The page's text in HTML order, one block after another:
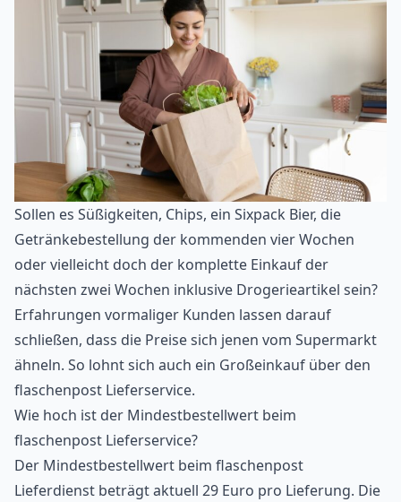
Sollen es Süßigkeiten, Chips, ein Sixpack Bier, die
Getränkebestellung der kommenden vier Wochen
oder vielleicht doch der komplette Einkauf der
nächsten zwei Wochen inklusive Drogerieartikel sein?
Erfahrungen vormaliger Kunden lassen darauf
schließen, dass die Preise sich jenen vom Supermarkt
ähneln. So lohnt sich auch ein Großeinkauf über den
flaschenpost Lieferservice.
Wie hoch ist der Mindestbestellwert beim
flaschenpost Lieferservice?
Der Mindestbestellwert beim flaschenpost
Lieferdienst beträgt aktuell 29 Euro pro Lieferung. Die